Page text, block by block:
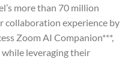
more than 70 million
collaboration experience by
Zoom AI Companion***,
while leveraging their